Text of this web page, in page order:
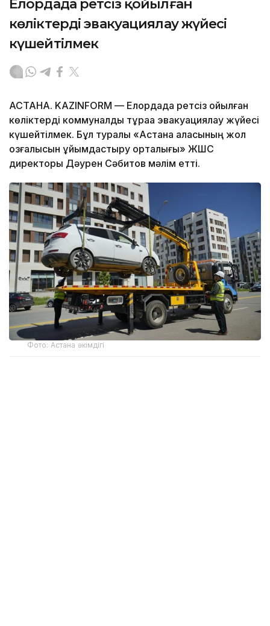
Елордада ретсіз қойылған
көліктерді эвакуациялау жүйесі
күшейтілмек
АСТАНА. KAZINFORM — Елордада ретсіз қойылған
көліктерді коммуналдық тұраққа эвакуациялау жүйесі
күшейтілмек. Бұл туралы «Астана қаласының жол
қозғалысын ұйымдастыру орталығы» ЖШС
директоры Дәурен Сәбитов мәлім етті.
Фото: Астана әкімдігі